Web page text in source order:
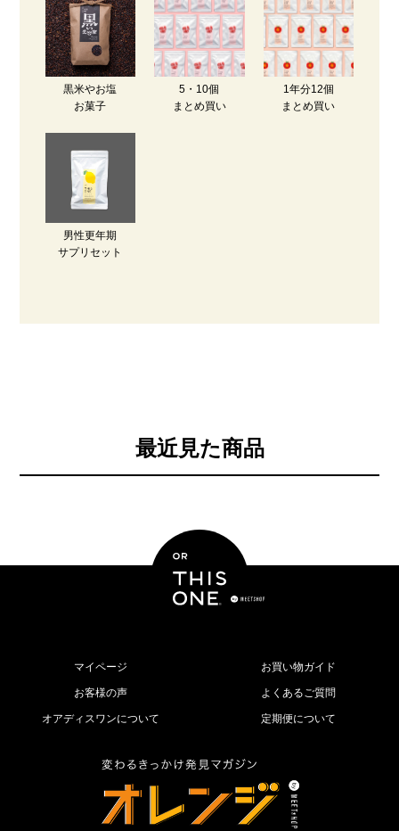
黒米やお塩
お菓子
5・10個
まとめ買い
1年分12個
まとめ買い
男性更年期
サプリセット
最近見た商品
マイページ お買い物ガイド
お客様の声 よくあるご質問
オアディスワンについて 定期便について